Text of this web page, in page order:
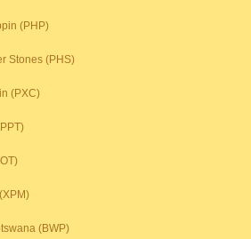
(PHP)
Stones (PHS)
(PXC)
(BWP)